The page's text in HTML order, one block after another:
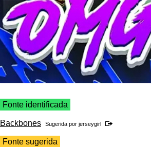
Fonte identificada
Backbones Sugerida por jerseygirl
Fonte sugerida